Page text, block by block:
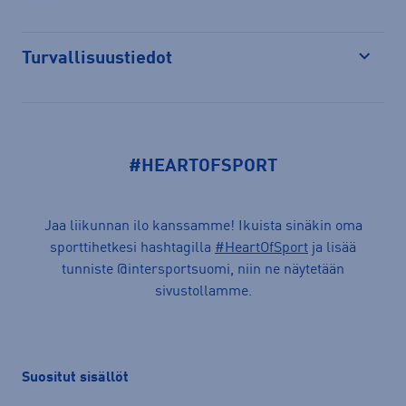
Turvallisuustiedot
#HEARTOFSPORT
Jaa liikunnan ilo kanssamme! Ikuista sinäkin oma
sporttihetkesi hashtagilla #HeartOfSport ja lisää
tunniste @intersportsuomi, niin ne näytetään
sivustollamme.
Suositut sisällöt